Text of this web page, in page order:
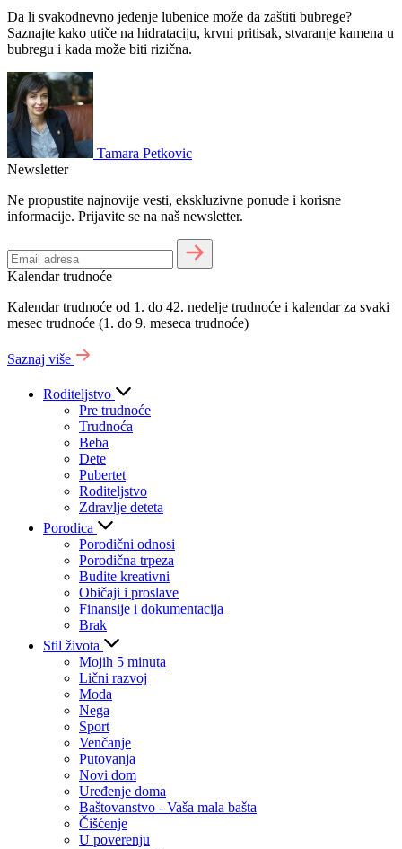
Da li svakodnevno jedenje lubenice može da zaštiti bubrege?
Saznajte kako utiče na hidrataciju, krvni pritisak, stvaranje kamena u
bubregu i kada može biti rizična.
Tamara Petkovic
Newsletter
Ne propustite najnovije vesti, ekskluzivne ponude i korisne
informacije. Prijavite se na naš newsletter.
Kalendar trudnoće
Kalendar trudnoće od 1. do 42. nedelje trudnoće i kalendar za svaki
mesec trudnoće (1. do 9. meseca trudnoće)
Saznaj više
Roditeljstvo
Pre trudnoće
Trudnoća
Beba
Dete
Pubertet
Roditeljstvo
Zdravlje deteta
Porodica
Porodični odnosi
Porodična trpeza
Budite kreativni
Običaji i proslave
Finansije i dokumentacija
Brak
Stil života
Mojih 5 minuta
Lični razvoj
Moda
Nega
Sport
Venčanje
Putovanja
Novi dom
Uređenje doma
Baštovanstvo - Vaša mala bašta
Čišćenje
U poverenju